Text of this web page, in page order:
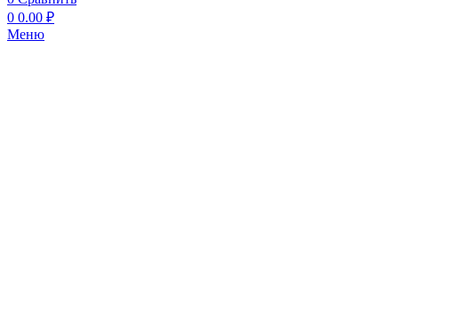
0 0.00 ₽
Меню